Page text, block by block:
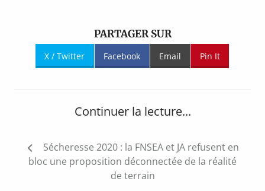
PARTAGER SUR
X / Twitter Facebook Email Pin It
Continuer la lecture...
Navigation
de
Sécheresse 2020 : la FNSEA et JA refusent en
bloc une proposition déconnectée de la réalité
de terrain